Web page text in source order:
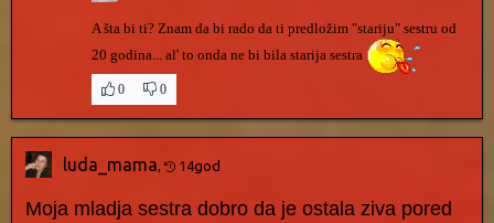
A šta bi ti? Znam da bi rado da ti predložim "stariju" sestru od
20 godina... al' to onda ne bi bila starija sestra
0 0
luda_mama 14god
Moja mladja sestra dobro da je ostala ziva pored